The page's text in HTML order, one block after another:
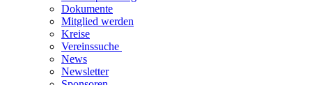
Dokumente
Mitglied werden
Kreise
Vereinssuche
News
Newsletter